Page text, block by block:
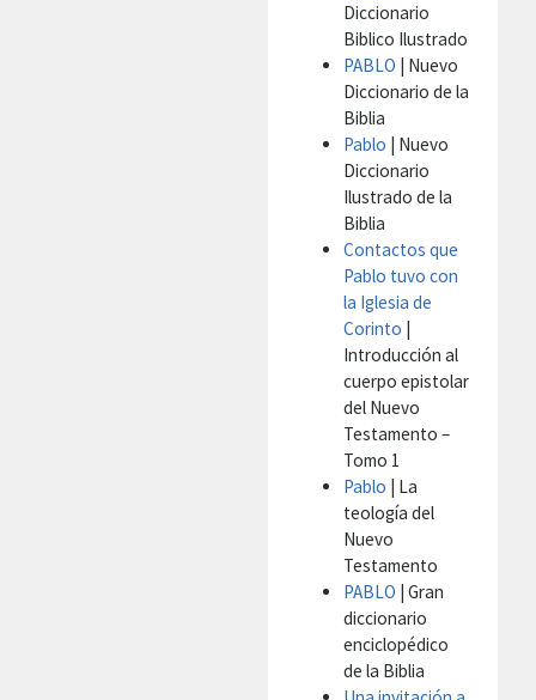
Diccionario
Biblico Ilustrado
PABLO | Nuevo
Diccionario de la
Biblia
Pablo | Nuevo
Diccionario
Ilustrado de la
Biblia
Contactos que
Pablo tuvo con
la Iglesia de
Corinto
Introducción al
cuerpo epistolar
del Nuevo
Testamento –
Tomo 1
Pablo | La
teología del
Nuevo
Testamento
PABLO | Gran
diccionario
enciclopédico
de la Biblia